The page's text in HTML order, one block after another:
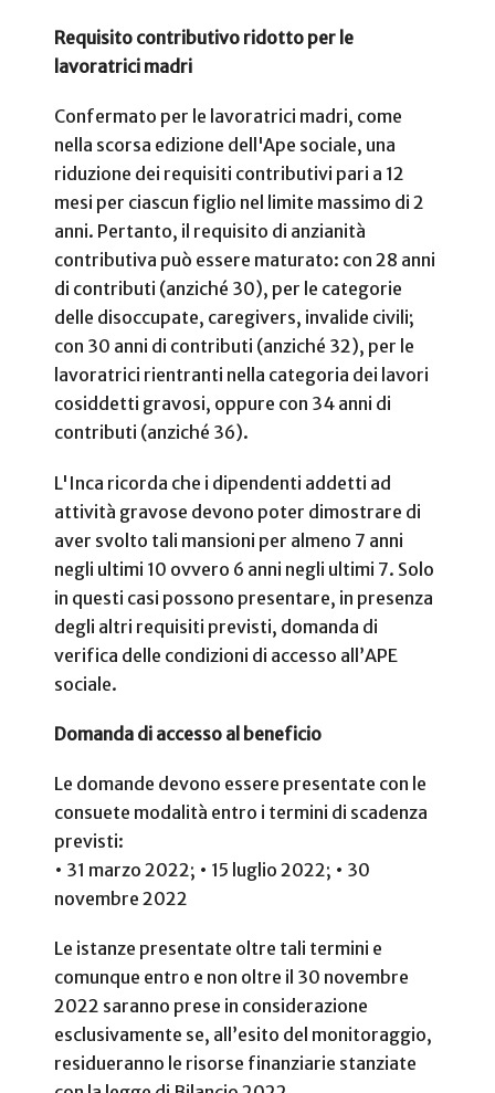
Requisito contributivo ridotto per le
lavoratrici madri
Confermato per le lavoratrici madri, come
nella scorsa edizione dell'Ape sociale, una
riduzione dei requisiti contributivi pari a 12
mesi per ciascun figlio nel limite massimo di 2
anni. Pertanto, il requisito di anzianità
contributiva può essere maturato: con 28 anni
di contributi (anziché 30), per le categorie
delle disoccupate, caregivers, invalide civili;
con 30 anni di contributi (anziché 32), per le
lavoratrici rientranti nella categoria dei lavori
cosiddetti gravosi, oppure con 34 anni di
contributi (anziché 36).
L'Inca ricorda che i dipendenti addetti ad
attività gravose devono poter dimostrare di
aver svolto tali mansioni per almeno 7 anni
negli ultimi 10 ovvero 6 anni negli ultimi 7. Solo
in questi casi possono presentare, in presenza
degli altri requisiti previsti, domanda di
verifica delle condizioni di accesso all’APE
sociale.
Domanda di accesso al beneficio
Le domande devono essere presentate con le
consuete modalità entro i termini di scadenza
previsti:
• 31 marzo 2022; • 15 luglio 2022; • 30
novembre 2022
Le istanze presentate oltre tali termini e
comunque entro e non oltre il 30 novembre
2022 saranno prese in considerazione
esclusivamente se, all’esito del monitoraggio,
residueranno le risorse finanziarie stanziate